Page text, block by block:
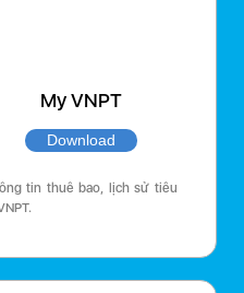
My VNPT
Download
tin thuê bao, lịch sử tiêu